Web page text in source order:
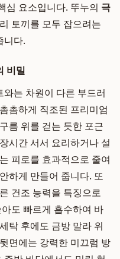
심 요소입니다. 뚜누의 극
토끼를 모두 잡으려는
니다.
비밀
는 차원이 다른 부드러
촘하게 직조된 프리미엄
름 위를 걷는 듯한 포근
시간 서서 요리하거나 설
피로를 효과적으로 줄여
하게 만들어 줍니다. 또
건조 능력을 특징으로
도 빠르게 흡수하여 바
탁 후에도 금방 말라 위
면에는 강력한 미끄럼 방